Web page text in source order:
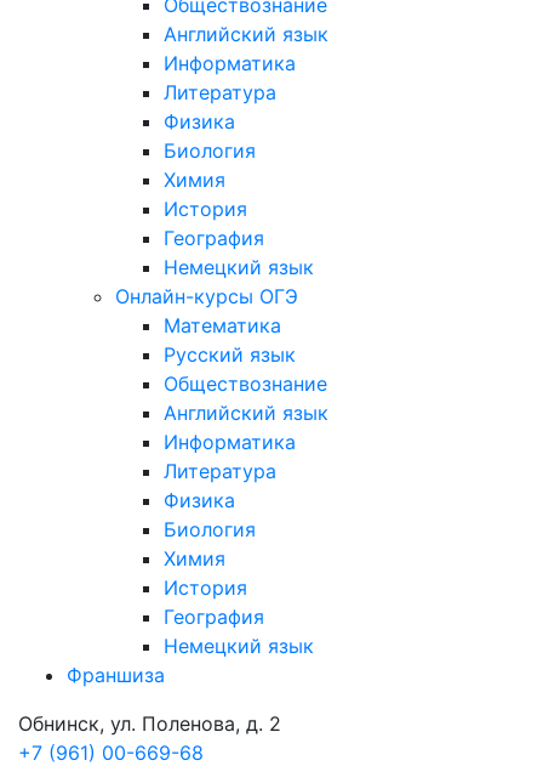
Английский язык
Информатика
Литература
Физика
Биология
Химия
История
География
Немецкий язык
Онлайн-курсы ОГЭ
Математика
Русский язык
Обществознание
Английский язык
Информатика
Литература
Физика
Биология
Химия
История
География
Немецкий язык
Франшиза
Обнинск, ул. Поленова, д. 2
+7 (961) 00-669-68